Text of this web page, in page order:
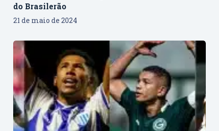
do Brasilerão
21 de maio de 2024